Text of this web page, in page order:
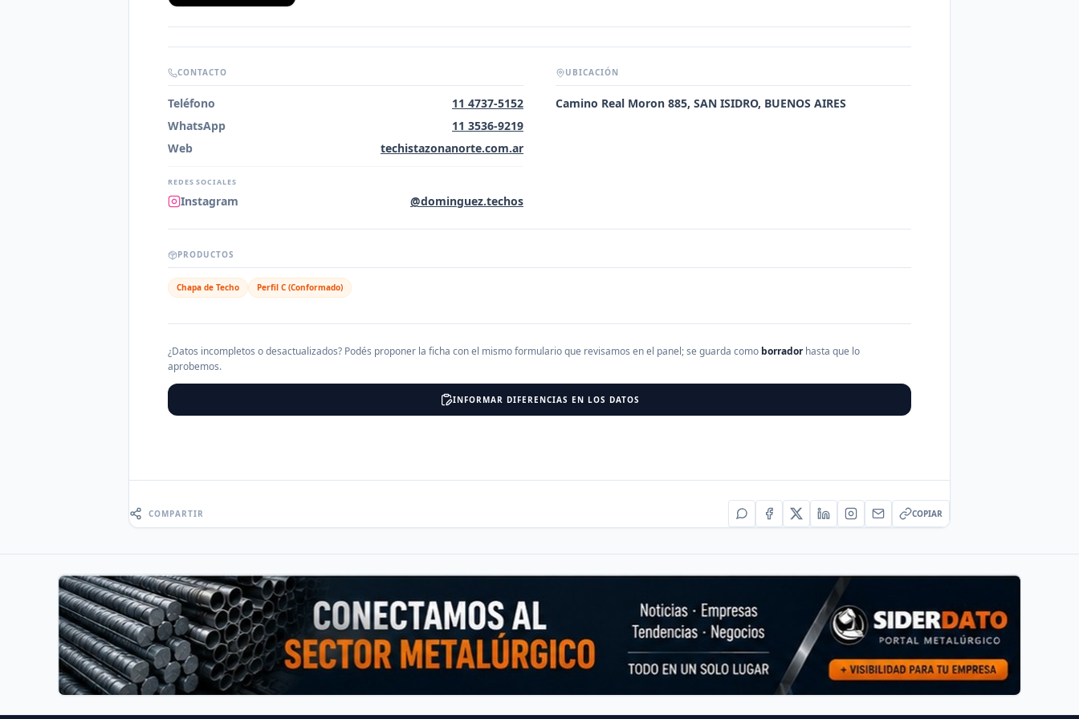
CONTACTO
Teléfono
11 4737-5152
WhatsApp
11 3536-9219
Web
techistazonanorte.com.ar
REDES SOCIALES
Instagram @dominguez.techos
UBICACIÓN
Camino Real Moron 885, SAN ISIDRO, BUENOS AIRES
PRODUCTOS
Chapa de Techo Perfil C (Conformado)
¿Datos incompletos o desactualizados? Podés proponer la ficha con el mismo formulario que revisamos en el panel; se guarda como borradorhasta que lo
aprobemos.
INFORMAR DIFERENCIAS EN LOS DATOS
COMPARTIR COPIAR